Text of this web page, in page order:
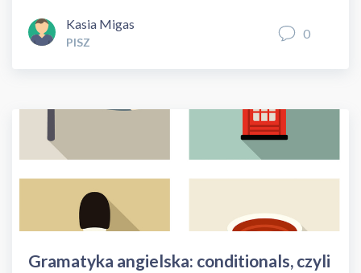
Kasia Migas
PISZ
0
Gramatyka angielska: conditionals, czyli